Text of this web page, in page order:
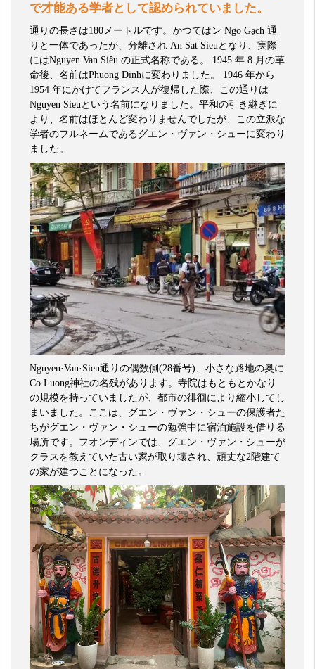
で才能ある学者として認められていました。
通りの長さは180 メートルです。かつてはン Ngo Gạch 通
りと一体であったが、分離され An Sat Sieuとなり、実際
にはNguyen Van Siêu の正式名称である。 1945 年 8 月の革
命後、名前はPhuong Dinhに変わりました。 1946 年から
1954 年にかけてフランス人が復帰した際、この通りは
Nguyen Sieuという名前になりました。平和の引き継ぎに
より、名前はほとんど変わりませんでしたが、この立派な
学者のフルネームであるグエン・ヴァン・シューに変わり
ました。
Nguyen·Van·Sieu通りの偶数側(28番号) 、小さな路地の奥に
Co Luong神社の名残があります。寺院はもともとかなり
の規模を持っていましたが、都市の徘徊により縮小してし
まいました。ここは、グエン・ヴァン・シューの保護者た
ちがグエン・ヴァン・シューの勉強中に宿泊施設を借りる
場所です。フオンディンでは、グエン・ヴァン・シューが
クラスを教えていた古い家が取り壊され、頑丈な2階建て
の家が建つことになった。